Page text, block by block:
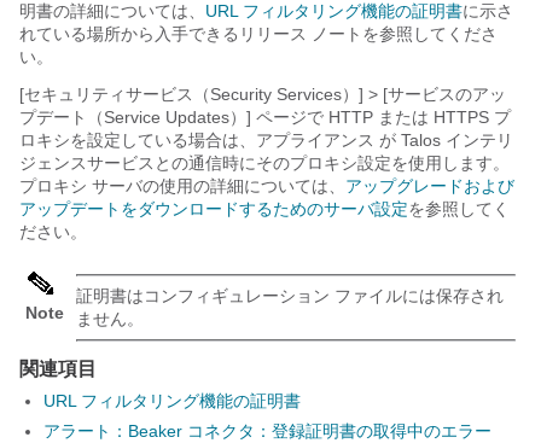
明書の詳細については、 URL フィルタリング機能の証明書に示さ
れている場所から入手できるリリース ノートを参照してくださ
い。
[セキュリティサービス（Security Services）] > [サービスのアッ
プデート（Service Updates）] ページで HTTP または HTTPS プ
ロキシを設定している場合は、 アプライアンス が Talos インテリ
ジェンスサービス との通信時にそのプロキシ設定を使用します。
プロキシ サーバの使用の詳細については、 アップグレードおよび
アップデートをダウンロードするためのサーバ設定を参照してく
ださい。
Note
証明書はコンフィギュレーション ファイルには保存され
ません。
関連項目
URL フィルタリング機能の証明書
アラート：Beaker コネクタ：登録証明書の取得中のエラー